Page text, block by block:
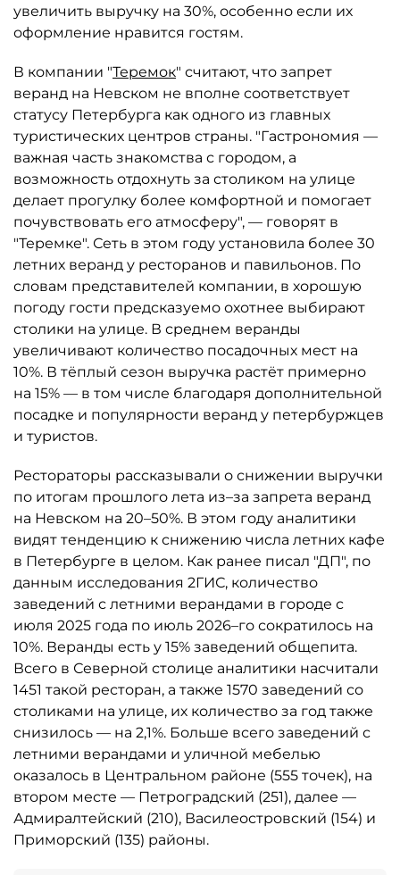
увеличить выручку на 30%, особенно если их
оформление нравится гостям.
В компании "Теремок" считают, что запрет
веранд на Невском не вполне соответствует
статусу Петербурга как одного из главных
туристических центров страны. "Гастрономия —
важная часть знакомства с городом, а
возможность отдохнуть за столиком на улице
делает прогулку более комфортной и помогает
почувствовать его атмосферу", — говорят в
"Теремке". Сеть в этом году установила более 30
летних веранд у ресторанов и павильонов. По
словам представителей компании, в хорошую
погоду гости предсказуемо охотнее выбирают
столики на улице. В среднем веранды
увеличивают количество посадочных мест на
10%. В тёплый сезон выручка растёт примерно
на 15% — в том числе благодаря дополнительной
посадке и популярности веранд у петербуржцев
и туристов.
Рестораторы рассказывали о снижении выручки
по итогам прошлого лета из–за запрета веранд
на Невском на 20–50%. В этом году аналитики
видят тенденцию к снижению числа летних кафе
в Петербурге в целом. Как ранее писал "ДП", по
данным исследования 2ГИС, количество
заведений с летними верандами в городе с
июля 2025 года по июль 2026–го сократилось на
10%. Веранды есть у 15% заведений общепита.
Всего в Северной столице аналитики насчитали
1451 такой ресторан, а также 1570 заведений со
столиками на улице, их количество за год также
снизилось — на 2,1%. Больше всего заведений с
летними верандами и уличной мебелью
оказалось в Центральном районе (555 точек), на
втором месте — Петроградский (251), далее —
Адмиралтейский (210), Василеостровский (154) и
Приморский (135) районы.